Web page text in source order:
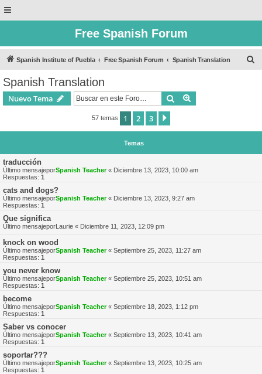
Free Spanish Forum
Spanish Institute of Puebla Free Spanish Forum Spanish Translation
Spanish Translation
Nuevo Tema Buscar
57 temas 1 2 3
Temas
traducción
Último mensajeporSpanish Teacher« Diciembre 13, 2023, 10:00 am
Respuestas: 1
cats and dogs?
Último mensajeporSpanish Teacher« Diciembre 13, 2023, 9:27 am
Respuestas: 1
Que significa
Último mensajeporLaurie « Diciembre 11, 2023, 12:09 pm
knock on wood
Último mensajeporSpanish Teacher« Septiembre 25, 2023, 11:27 am
Respuestas: 1
you never know
Último mensajeporSpanish Teacher« Septiembre 25, 2023, 10:51 am
Respuestas: 1
become
Último mensajeporSpanish Teacher« Septiembre 18, 2023, 1:12 pm
Respuestas: 1
Saber vs conocer
Último mensajeporSpanish Teacher« Septiembre 13, 2023, 10:41 am
Respuestas: 1
soportar???
Último mensajeporSpanish Teacher« Septiembre 13, 2023, 10:25 am
Respuestas: 1